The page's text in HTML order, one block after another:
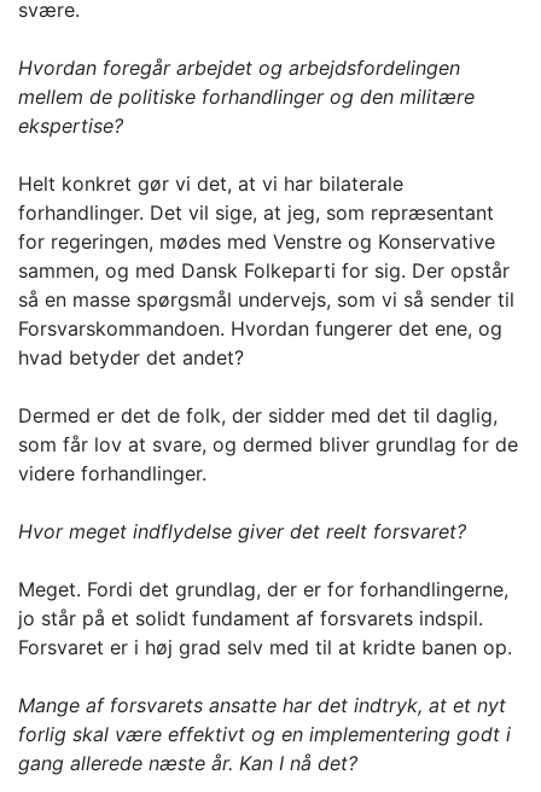
svære.
Hvordan foregår arbejdet og arbejdsfordelingen
mellem de politiske forhandlinger og den militære
ekspertise?
Helt konkret gør vi det, at vi har bilaterale
forhandlinger. Det vil sige, at jeg, som repræsentant
for regeringen, mødes med Venstre og Konservative
sammen, og med Dansk Folkeparti for sig. Der opstår
så en masse spørgsmål undervejs, som vi så sender til
Forsvarskommandoen. Hvordan fungerer det ene, og
hvad betyder det andet?
Dermed er det de folk, der sidder med det til daglig,
som får lov at svare, og dermed bliver grundlag for de
videre forhandlinger.
Hvor meget indflydelse giver det reelt forsvaret?
Meget. Fordi det grundlag, der er for forhandlingerne,
jo står på et solidt fundament af forsvarets indspil.
Forsvaret er i høj grad selv med til at kridte banen op.
Mange af forsvarets ansatte har det indtryk, at et nyt
forlig skal være effektivt og en implementering godt i
gang allerede næste år. Kan I nå det?